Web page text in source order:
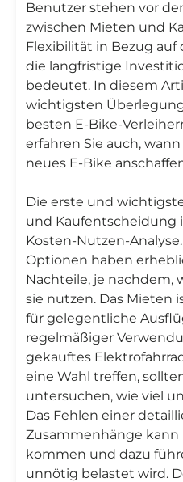
Benutzer stehen vor
zwischen Mieten und
Flexibilität in Bezug auf
die langfristige
bedeutet. In diesem
wichtigsten
besten E-Bike-
erfahren Sie auch,
neues E-Bike
Die erste und
und Kaufentscheidung
Kosten-Nutzen-
Optionen haben
Nachteile, je nachdem,
sie nutzen. Das Mieten
für gelegentliche
regelmäßiger
gekauftes
eine Wahl treffen,
untersuchen, wie viel
Das Fehlen einer
Zusammenhänge kann
kommen und dazu
unnötig belastet wird.